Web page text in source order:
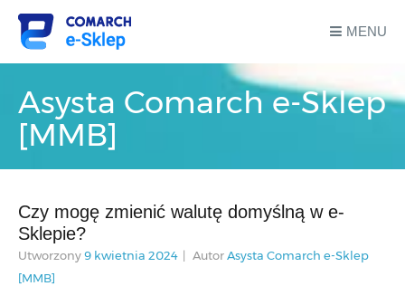
MENU
Asysta Comarch e-Sklep
[MMB]
Czy mogę zmienić walutę domyślną w e-
Sklepie?
Utworzony9 kwietnia 2024 AutorAsysta Comarch e-Sklep
[MMB]